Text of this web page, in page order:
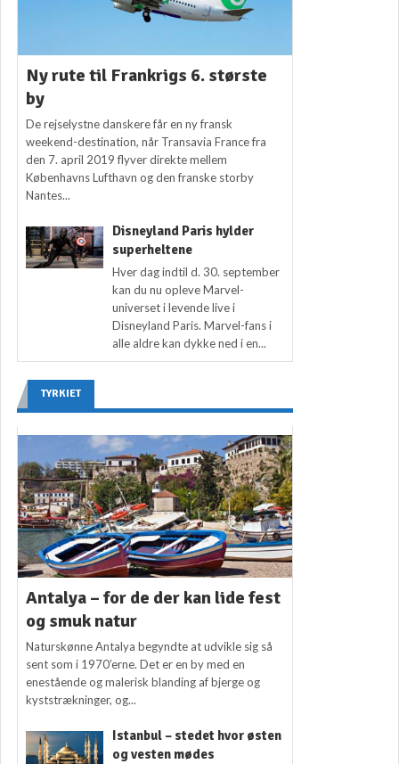
Ny rute til Frankrigs 6. største
by
De rejselystne danskere får en ny fransk
weekend-destination, når Transavia France fra
den 7. april 2019 flyver direkte mellem
Københavns Lufthavn og den franske storby
Nantes...
Disneyland Paris hylder
superheltene
Hver dag indtil d. 30. september
kan du nu opleve Marvel-
universet i levende live i
Disneyland Paris. Marvel-fans i
alle aldre kan dykke ned i en...
TYRKIET
Antalya – for de der kan lide fest
og smuk natur
Naturskønne Antalya begyndte at udvikle sig så
sent som i 1970’erne. Det er en by med en
enestående og malerisk blanding af bjerge og
kyststrækninger, og...
Istanbul – stedet hvor østen
og vesten mødes